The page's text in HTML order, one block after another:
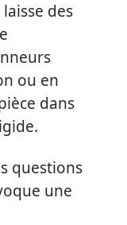
des
ou en
dans
questions
une